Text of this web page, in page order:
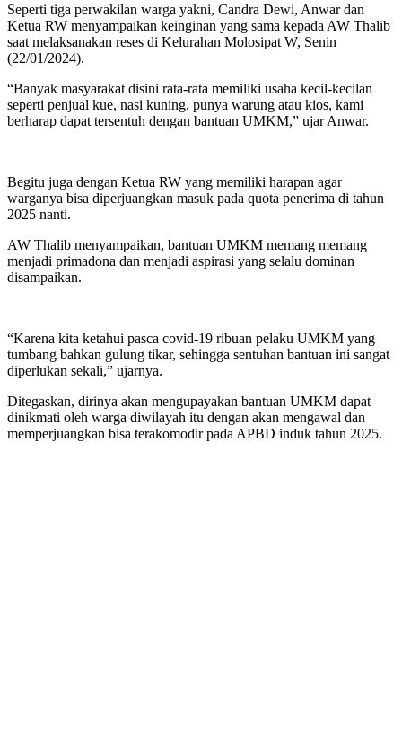
Seperti tiga perwakilan warga yakni, Candra Dewi, Anwar dan
Ketua RW menyampaikan keinginan yang sama kepada AW Thalib
saat melaksanakan reses di Kelurahan Molosipat W, Senin
(22/01/2024).
“Banyak masyarakat disini rata-rata memiliki usaha kecil-kecilan
seperti penjual kue, nasi kuning, punya warung atau kios, kami
berharap dapat tersentuh dengan bantuan UMKM,” ujar Anwar.
Begitu juga dengan Ketua RW yang memiliki harapan agar
warganya bisa diperjuangkan masuk pada quota penerima di tahun
2025 nanti.
AW Thalib menyampaikan, bantuan UMKM memang memang
menjadi primadona dan menjadi aspirasi yang selalu dominan
disampaikan.
“Karena kita ketahui pasca covid-19 ribuan pelaku UMKM yang
tumbang bahkan gulung tikar, sehingga sentuhan bantuan ini sangat
diperlukan sekali,” ujarnya.
Ditegaskan, dirinya akan mengupayakan bantuan UMKM dapat
dinikmati oleh warga diwilayah itu dengan akan mengawal dan
memperjuangkan bisa terakomodir pada APBD induk tahun 2025.